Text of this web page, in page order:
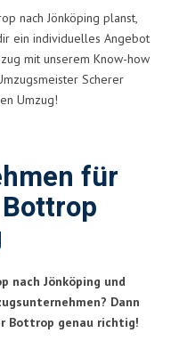
nach Jönköping planst,
ein individuelles Angebot
mit unserem Know-how
Scherer
Umzug!
für
nach Jönköping und
Dann
Bottrop genau richtig!